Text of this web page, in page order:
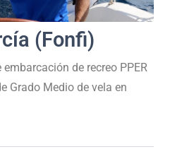
(Fonfi)
de recreo PPER
Grado Medio de vela en